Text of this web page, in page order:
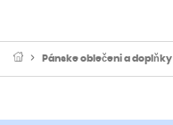
Pánske oblečeni a doplňky